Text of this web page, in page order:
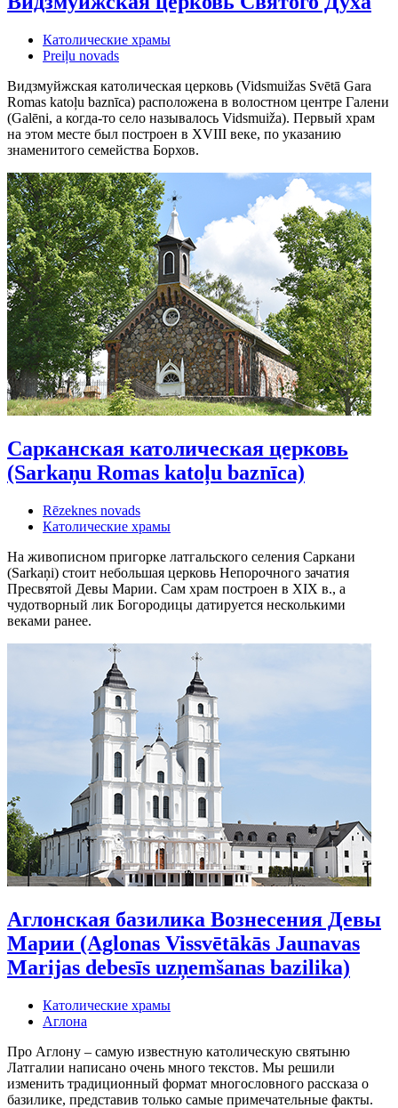
Католические храмы
Preiļu novads
Видзмуйжская католическая церковь (Vidsmuižas Svētā Gara
Romas katoļu baznīca) расположена в волостном центре Галени
(Galēni, а когда-то село называлось Vidsmuiža). Первый храм
на этом месте был построен в XVIII веке, по указанию
знаменитого семейства Борхов.
Сарканская католическая церковь
(Sarkaņu Romas katoļu baznīca)
Rēzeknes novads
Католические храмы
На живописном пригорке латгальского селения Саркани
(Sarkaņi) стоит небольшая церковь Непорочного зачатия
Пресвятой Девы Марии. Сам храм построен в XIX в., а
чудотворный лик Богородицы датируется несколькими
веками ранее.
Аглонская базилика Вознесения Девы
Марии (Aglonas Vissvētākās Jaunavas
Marijas debesīs uzņemšanas bazilika)
Католические храмы
Аглона
Про Аглону – самую известную католическую святыню
Латгалии написано очень много текстов. Мы решили
изменить традиционный формат многословного рассказа о
базилике, представив только самые примечательные факты.